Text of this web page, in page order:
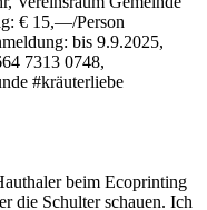
€ 15,—/Person
bis 9.9.2025,
7313 0748,
#kräuterliebe